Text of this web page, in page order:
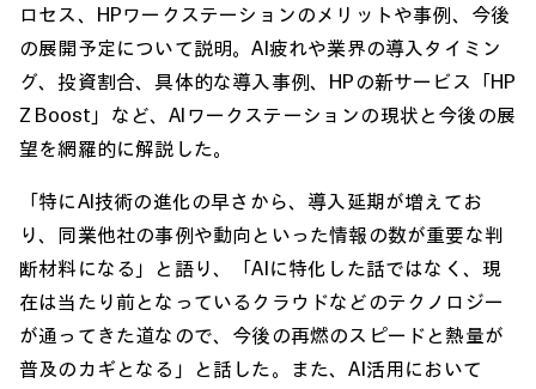
ロセス、HPワークステーションのメリットや事例、今後
の展開予定について説明。AI疲れや業界の導入タイミン
グ、投資割合、具体的な導入事例、HPの新サービス「HP
Z Boost」など、AIワークステーションの現状と今後の展
望を網羅的に解説した。
「特にAI技術の進化の早さから、導入延期が増えてお
り、同業他社の事例や動向といった情報の数が重要な判
断材料になる」と語り、「AIに特化した話ではなく、現
在は当たり前となっているクラウドなどのテクノロジー
が通ってきた道なので、今後の再燃のスピードと熱量が
普及のカギとなる」と話した。また、AI活用において